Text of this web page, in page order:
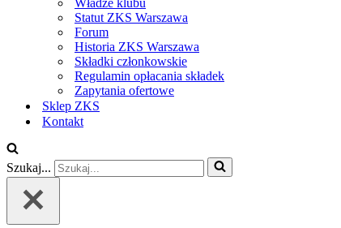
Władze klubu
Statut ZKS Warszawa
Forum
Historia ZKS Warszawa
Składki członkowskie
Regulamin opłacania składek
Zapytania ofertowe
Sklep ZKS
Kontakt
Szukaj...